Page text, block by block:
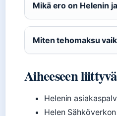
Mikä ero on Helenin
Miten tehomaksu
Aiheeseen
Helenin
Helen